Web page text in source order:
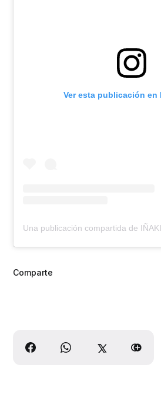
Ver esta publicación en
Comparte